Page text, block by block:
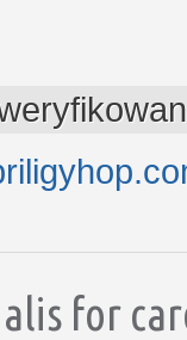
for